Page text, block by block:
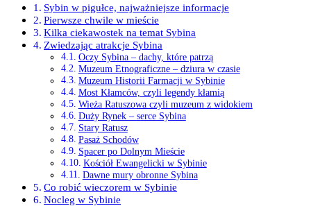
Sybin w pigułce, najważniejsze informacje
Pierwsze chwile w mieście
Kilka ciekawostek na temat Sybina
Zwiedzając atrakcje Sybina
Oczy Sybina – dachy, które patrzą
Muzeum Etnograficzne – dziura w czasie
Muzeum Historii Farmacji w Sybinie
Most Kłamców, czyli legendy kłamią
Wieża Ratuszowa czyli muzeum z widokiem
Duży Rynek – serce Sybina
Stary Ratusz
Pasaż Schodów
Spacer po Dolnym Mieście
Kościół Ewangelicki w Sybinie
Dawne mury obronne Sybina
Co robić wieczorem w Sybinie
Nocleg w Sybinie